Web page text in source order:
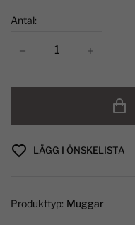
Antal:
LÄGG I ÖNSKELISTA
Produkttyp: Muggar